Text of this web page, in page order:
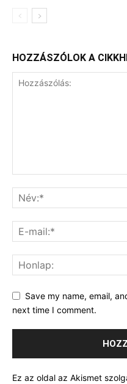
HOZZÁSZÓLOK A
Save my name, email,
next time I comment.
Ez az oldal az Akismet